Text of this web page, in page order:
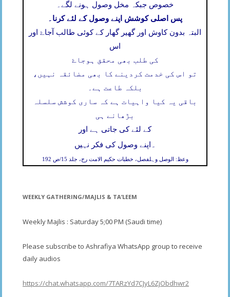
خصوص جبکہ مخل وصول ہونے لگے۔
پس اصلی کوشش اپنے وصول کے لئے کرنا۔
البتہ بدون کاوش اور گھیر گھار کے کوئی طالب آجاۓ اور
اس
کی طلب بھی محقق ہوجاۓ
تو اس کی خدمت کردینے کا بھی مضائقہ نہیں،
بلکہ طاعت ہے۔
باقی یہ کیا واہیات ہے کہ ساری کوشش سلسلہ
بڑھانے ہی
کے لئے کی جاتی ہے اور
اپنے وصول کی فکر نہیں ۔
وعظ: الوصل وہلفصل، خطبات حکیم الامت رح، جلد 15/ص 192
WEEKLY GATHERING/MAJLIS & TA’LEEM
Weekly Majlis : Saturday 5;00 PM (Saudi time)
Please subscribe to Ashrafiya WhatsApp group to receive
daily audios
https://chat.whatsapp.com/7TARzYd7CJyL6ZjObdhwr2